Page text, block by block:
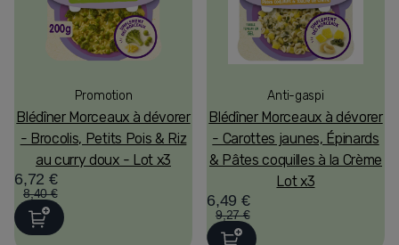
Promotion
Blédîner Morceaux à dévorer
- Brocolis, Petits Pois & Riz
au curry doux - Lot x3
6,72 €
8,40 €
Anti-gaspi
Blédîner Morceaux à dévorer
- Carottes jaunes, Épinards
& Pâtes coquilles à la Crème
Lot x3
6,49 €
9,27 €